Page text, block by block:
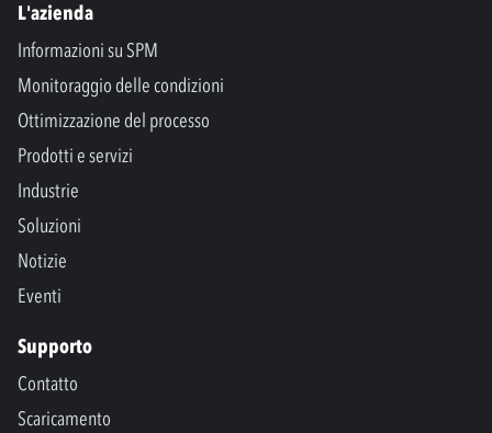
L'azienda
Informazioni su SPM
Monitoraggio delle condizioni
Ottimizzazione del processo
Prodotti e servizi
Industrie
Soluzioni
Notizie
Eventi
Supporto
Contatto
Scaricamento